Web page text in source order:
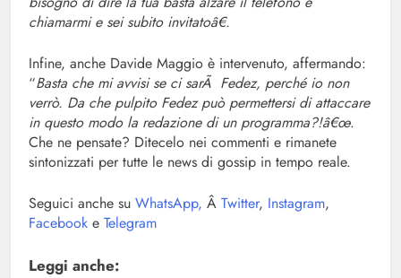
chiamarmi e sei subito invitatoâ€.
Infine, anche Davide Maggio è intervenuto, affermando:
“Basta che mi avvisi se ci sarÃ Fedez, perché io non
verrò. Da che pulpito Fedez può permettersi di attaccare
in questo modo la redazione di un programma?!â€œ.
Che ne pensate? Ditecelo nei commenti e rimanete
sintonizzati per tutte le news di gossip in tempo reale.
Seguici anche su WhatsApp, Â Twitter, Instagram,
Facebook e Telegram
Leggi anche: